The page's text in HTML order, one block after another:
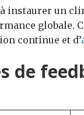
instaurer un
globale.
continue et d’
de